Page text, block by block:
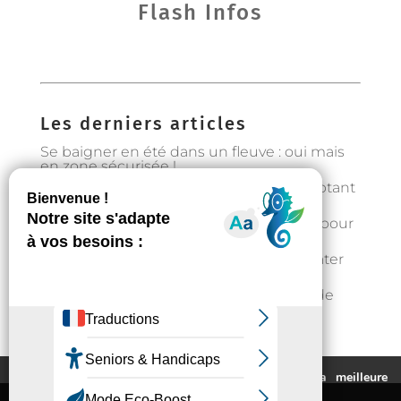
Flash Infos
Les derniers articles
Se baigner en été dans un fleuve : oui mais
en zone sécurisée !
Préservons la forêt en Occitanie en adoptant
les bons gestes
Gestion de l’eau : état d’alerte hydrique pour
les particuliers à partir du 1er août
Fortes chaleurs : rester au frais et s’hydrater
📣Enquête pour étudier l’implantation de
casier distributeurs de produits locaux à
Auzeville : votre avis nous intéresse !
Ce site utilise des cookies pour vous fournir la meilleure
expérience de navigation possible.